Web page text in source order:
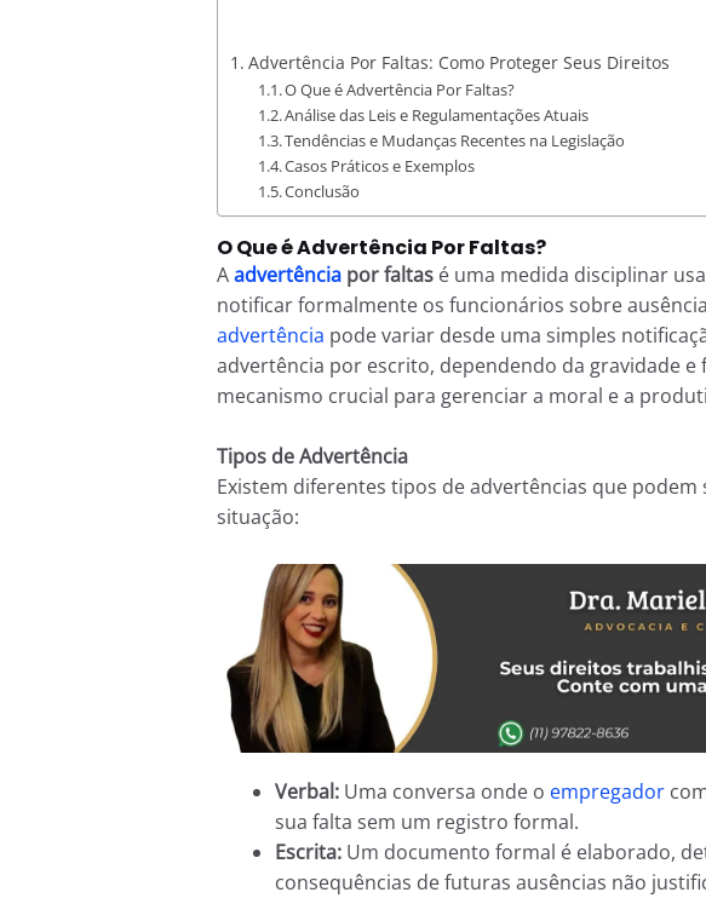
Advertência Por Faltas: Como Proteger Seus Direitos
O Que é Advertência Por Faltas?
Análise das Leis e Regulamentações Atuais
Tendências e Mudanças Recentes na Legislação
Casos Práticos e Exemplos
Conclusão
O Que é Advertência Por Faltas?
Aadvertênciapor faltasé uma medida disciplinar
notificar formalmente os funcionários sobre
advertência pode variar desde uma simples
advertência por escrito, dependendo da gravidade e
mecanismo crucial para gerenciar a moral e a
Tipos de Advertência
Existem diferentes tipos de advertências que
situação:
Verbal:Uma conversa onde o empregador
sua falta sem um registro formal.
Escrita:Um documento formal é elaborado,
consequências de futuras ausências não